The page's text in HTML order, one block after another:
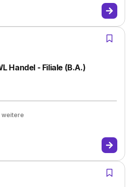
Handel - Filiale (B.A.)
weitere